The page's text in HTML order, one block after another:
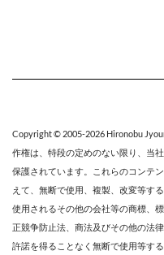
Copyright © 2005-2026 Hironobu
作権は、特段の定めのない限り、 当社
保護されています。これらのコンテ
えて、無断で使用、複製、改変等す
使用されるその他の会社等の商標、
正競争防止法、商法及びその他の法
許諾を得ることなく無断で使用等する